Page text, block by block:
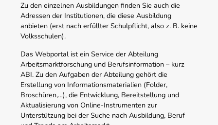
Zu den einzelnen Ausbildungen finden Sie auch die
Adressen der Institutionen, die diese Ausbildung
anbieten (erst nach erfüllter Schulpflicht, also z. B. keine
Volksschulen).
Das Webportal ist ein Service der Abteilung
Arbeitsmarktforschung und Berufsinformation – kurz
ABI. Zu den Aufgaben der Abteilung gehört die
Erstellung von Informationsmaterialien (Folder,
Broschüren,…), die Entwicklung, Bereitstellung und
Aktualisierung von Online-Instrumenten zur
Unterstützung bei der Suche nach Ausbildung, Beruf